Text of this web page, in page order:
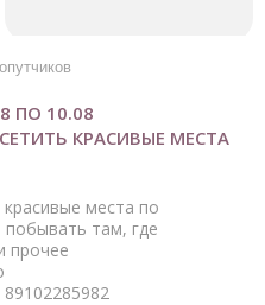
ПО 10.08
КРАСИВЫЕ МЕСТА
места по
побывать там, где
прочее